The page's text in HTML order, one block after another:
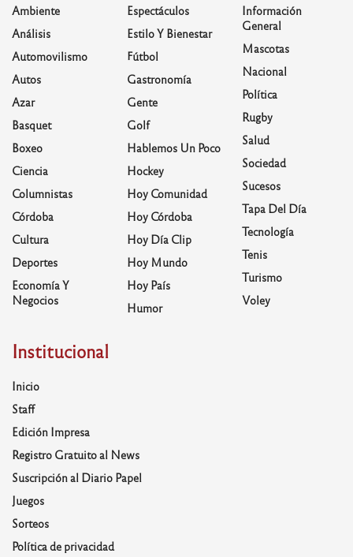
Ambiente
Análisis
Automovilismo
Autos
Azar
Basquet
Boxeo
Ciencia
Columnistas
Córdoba
Cultura
Deportes
Economía Y
Negocios
Espectáculos
Estilo Y Bienestar
Fútbol
Gastronomía
Gente
Golf
Hablemos Un Poco
Hockey
Hoy Comunidad
Hoy Córdoba
Hoy Día Clip
Hoy Mundo
Hoy País
Humor
Información
General
Mascotas
Nacional
Política
Rugby
Salud
Sociedad
Sucesos
Tapa Del Día
Tecnología
Tenis
Turismo
Voley
Institucional
Inicio
Staff
Edición Impresa
Registro Gratuito al News
Suscripción al Diario Papel
Juegos
Sorteos
Política de privacidad